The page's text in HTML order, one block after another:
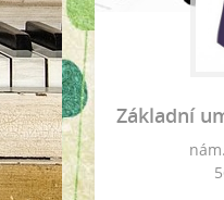
Základní